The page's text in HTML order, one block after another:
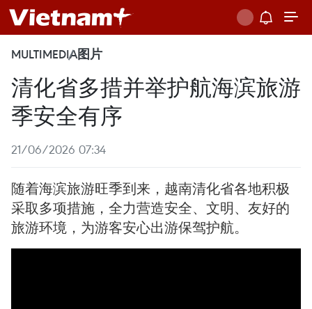
MULTIMEDIA图片
清化省多措并举护航海滨旅游
季安全有序
21/06/2026 07:34
随着海滨旅游旺季到来，越南清化省各地积极
采取多项措施，全力营造安全、文明、友好的
旅游环境，为游客安心出游保驾护航。